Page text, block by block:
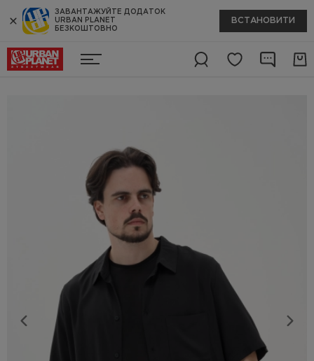
ЗАВАНТАЖУЙТЕ ДОДАТОК
URBAN PLANET
БЕЗКОШТОВНО
ВСТАНОВИТИ